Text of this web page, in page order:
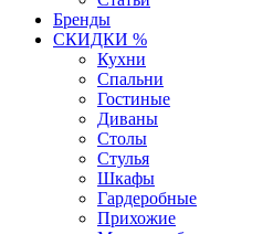
Бренды
СКИДКИ %
Кухни
Спальни
Гостиные
Диваны
Столы
Стулья
Шкафы
Гардеробные
Прихожие